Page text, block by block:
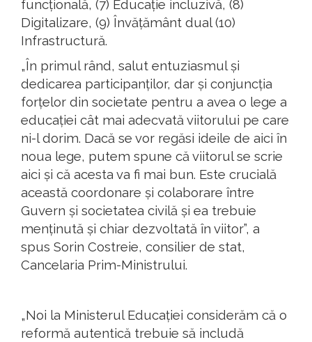
funcțională, (7) Educație incluzivă, (8)
Digitalizare, (9) Învățământ dual (10)
Infrastructură.
„În primul rând, salut entuziasmul și
dedicarea participanților, dar și conjuncția
forțelor din societate pentru a avea o lege a
educației cât mai adecvată viitorului pe care
ni-l dorim. Dacă se vor regăsi ideile de aici în
noua lege, putem spune că viitorul se scrie
aici și că acesta va fi mai bun. Este crucială
această coordonare și colaborare între
Guvern și societatea civilă și ea trebuie
menținută și chiar dezvoltată în viitor”, a
spus Sorin Costreie, consilier de stat,
Cancelaria Prim-Ministrului.
„Noi la Ministerul Educației considerăm că o
reformă autentică trebuie să includă